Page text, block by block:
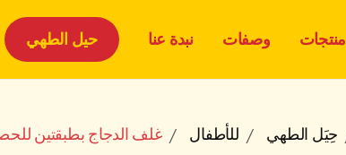
منتجات وصفات نبدة عنا حيل الطهي
حِيَل الطهي للأطفال غلف الدجاج بطبقتين